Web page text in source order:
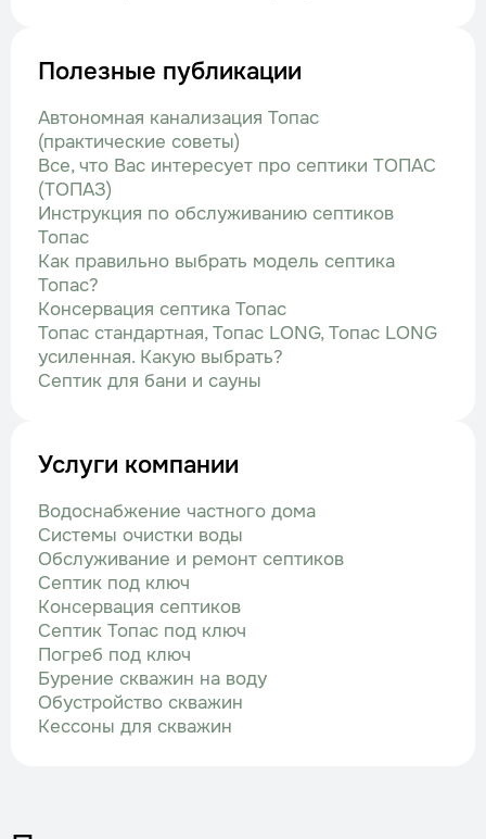
Полезные публикации
Автономная канализация Топас
(практические советы)
Все, что Вас интересует про септики ТОПАС
(ТОПАЗ)
Инструкция по обслуживанию септиков
Топас
Как правильно выбрать модель септика
Топас?
Консервация септика Топас
Топас стандартная, Топас LONG, Топас LONG
усиленная. Какую выбрать?
Септик для бани и сауны
Услуги компании
Водоснабжение частного дома
Системы очистки воды
Обслуживание и ремонт септиков
Септик под ключ
Консервация септиков
Септик Топас под ключ
Погреб под ключ
Бурение скважин на воду
Обустройство скважин
Кессоны для скважин